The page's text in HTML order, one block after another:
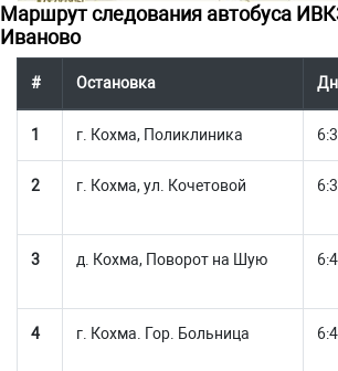
Маршрут следования автобуса
Иваново
# Остановка
1 г. Кохма, Поликлиника
2 г. Кохма, ул. Кочетовой
3 д. Кохма, Поворот на Шую
4 г. Кохма. Гор. Больница